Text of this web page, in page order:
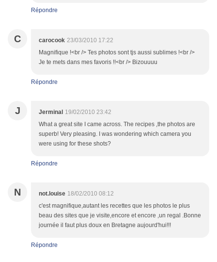
Répondre
C carocook 23/03/2010 17:22
Magnifique !<br /> Tes photos sont tjs aussi sublimes !<br />
Je te mets dans mes favoris !!<br /> Bizouuuu
Répondre
J Jerminal 19/02/2010 23:42
What a great site I came across. The recipes ,the photos are
superb! Very pleasing. I was wondering which camera you
were using for these shots?
Répondre
N not.louise 18/02/2010 08:12
c'est magnifique,autant les recettes que les photos le plus
beau des sites que je visite,encore et encore ,un regal .Bonne
journée il faut plus doux en Bretagne aujourd'hui!!!
Répondre